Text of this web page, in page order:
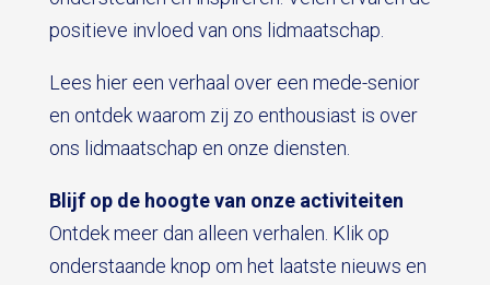
positieve invloed van ons lidmaatschap.
Lees hier een verhaal over een mede-senior
en ontdek waarom zij zo enthousiast is over
ons lidmaatschap en onze diensten.
Blijf op de hoogte van onze activiteiten
Ontdek meer dan alleen verhalen. Klik op
onderstaande knop om het laatste nieuws en